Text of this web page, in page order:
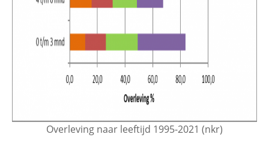
Overleving naar leeftijd 1995-2021 (nkr)